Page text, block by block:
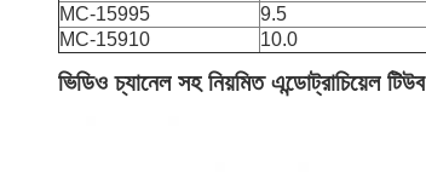
MC-15995
9.5
MC-15910
10.0
ভিডিও চ্যানেল সহ নিয়মিত এন্ডোট্রাচিয়েল টিউব